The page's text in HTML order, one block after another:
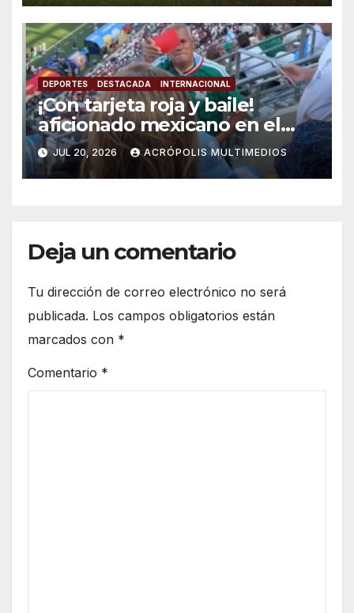
DEPORTES DESTACADA INTERNACIONAL
¡Con tarjeta roja y baile!
aficionado mexicano en el
mundial 2026 se viraliza
JUL 20, 2026 ACRÓPOLIS MULTIMEDIOS
Deja un comentario
Tu dirección de correo electrónico no será
publicada. Los campos obligatorios están
marcados con *
Comentario *